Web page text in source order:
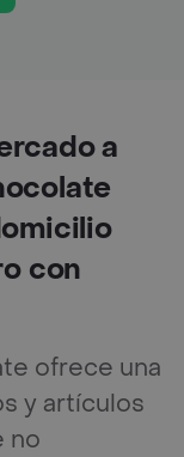
a
con
ofrece una
y artículos
no